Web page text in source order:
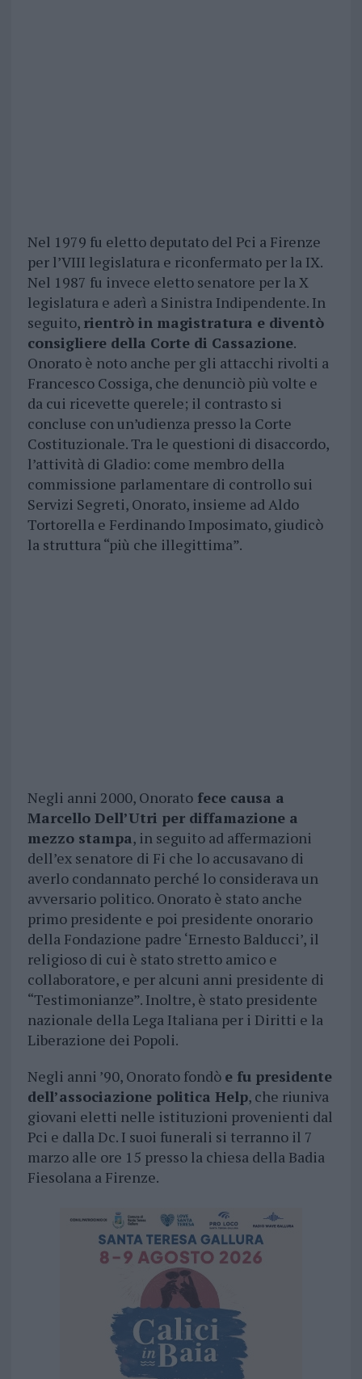
Nel 1979 fu eletto deputato del Pci a Firenze
per l’VIII legislatura e riconfermato per la IX.
Nel 1987 fu invece eletto senatore per la X
legislatura e aderì a Sinistra Indipendente. In
seguito, rientrò in magistratura e diventò
consigliere della Corte di Cassazione.
Onorato è noto anche per gli attacchi rivolti a
Francesco Cossiga, che denunciò più volte e
da cui ricevette querele; il contrasto si
concluse con un’udienza presso la Corte
Costituzionale. Tra le questioni di disaccordo,
l’attività di Gladio: come membro della
commissione parlamentare di controllo sui
Servizi Segreti, Onorato, insieme ad Aldo
Tortorella e Ferdinando Imposimato, giudicò
la struttura “più che illegittima”.
Negli anni 2000, Onoratofece causa a
Marcello Dell’Utri per diffamazione a
mezzo stampa, in seguito ad affermazioni
dell’ex senatore di Fi che lo accusavano di
averlo condannato perché lo considerava un
avversario politico. Onorato è stato anche
primo presidente e poi presidente onorario
della Fondazione padre ‘Ernesto Balducci’, il
religioso di cui è stato stretto amico e
collaboratore, e per alcuni anni presidente di
“Testimonianze”. Inoltre, è stato presidente
nazionale della Lega Italiana per i Diritti e la
Liberazione dei Popoli.
Negli anni ’90, Onorato fondò e fu presidente
dell’associazione politica Help, che riuniva
giovani eletti nelle istituzioni provenienti dal
Pci e dalla Dc. I suoi funerali si terranno il 7
marzo alle ore 15 presso la chiesa della Badia
Fiesolana a Firenze.